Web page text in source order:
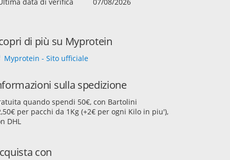
data di verifica 07/08/2026
di più su Myprotein
Myprotein - Sito ufficiale
sulla spedizione
quando spendi 50€, con Bartolini
per pacchi da 1Kg (+2€ per ogni Kilo in piu'),
DHL
con